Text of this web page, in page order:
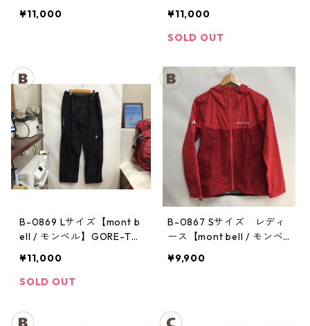
パンツ：メンズBK
¥11,000
ンツ：メンズBK
¥11,000
SOLD OUT
B-0869 Lサイズ【mont b
ell / モンベル】GORE-TE
ンツ：メンズBK
¥11,000
SOLD OUT
B-0867 Sサイズ レディ
ース【mont bell / モンベ
ジャケット： レディース
¥9,900